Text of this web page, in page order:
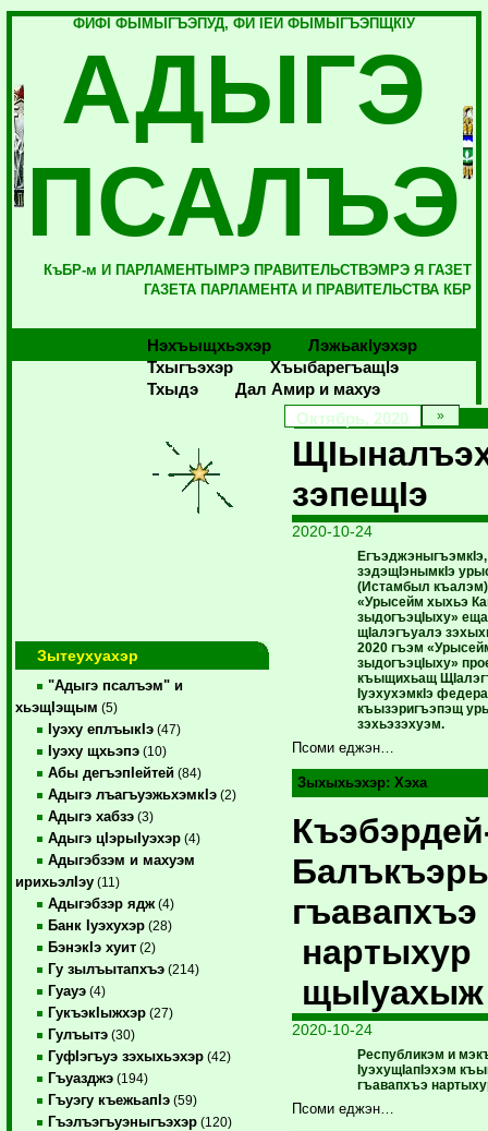
ФИФI ФЫМЫГЪЭПУД, ФИ IЕЙ ФЫМЫГЪЭПЩКIУ
АДЫГЭ
ПСАЛЪЭ
КъБР-м И ПАРЛАМЕНТЫМРЭ ПРАВИТЕЛЬСТВЭМРЭ Я ГАЗЕТ
ГАЗЕТА ПАРЛАМЕНТА И ПРАВИТЕЛЬСТВА КБР
Нэхъыщхьэхэр
Лэжьакlуэхэр
Тхыгъэхэр
Хъыбарегъащlэ
Тхыдэ
Дал Амир и махуэ
Зытеухуахэр
"Адыгэ псалъэм" и
хьэщIэщым (5)
Iуэху еплъыкIэ (47)
Iуэху щхьэпэ (10)
Абы дегъэпIейтей (84)
Адыгэ лъагъуэжьхэмкIэ (2)
Адыгэ хабзэ (3)
Адыгэ цIэрыIуэхэр (4)
Адыгэбзэм и махуэм
ирихьэлIэу (11)
Адыгэбзэр ядж (4)
Банк Iуэхухэр (28)
БэнэкIэ хуит (2)
Гу зылъытапхъэ (214)
Гуауэ (4)
ГукъэкIыжхэр (27)
Гулъытэ (30)
ГуфIэгъуэ зэхыхьэхэр (42)
Гъуазджэ (194)
Гъуэгу къежьапIэ (59)
Гъэлъэгъуэныгъэхэр (120)
Октябрь, 2020
зэпещIэ
2020-10-24
зэдэщIэнымкIэ
(Истамбыл
«Урысейм хыхьэ
зыдогъэцIыху»
щIалэгъуалэ
2020 гъэм
зыдогъэцIыху»
къыщихьащ
IуэхухэмкIэ
къызэригъэпэщ
зэхьэзэхуэм.
Псоми еджэн…
Зыхыхьэхэр:Хэха
гъавапхъэ
нартыхур
щыIуахыж
2020-10-24
Республикэм и
IуэхущIапIэхэм
гъавапхъэ
Псоми еджэн…